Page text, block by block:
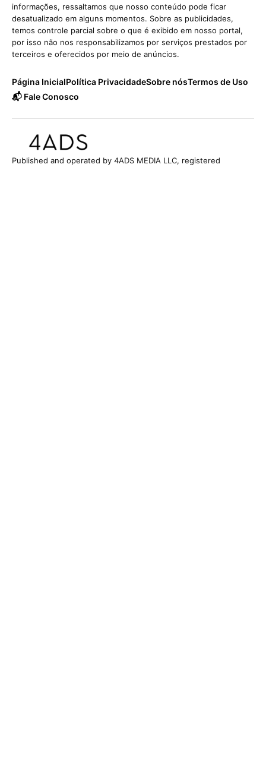
informações, ressaltamos que nosso conteúdo pode ficar
desatualizado em alguns momentos. Sobre as publicidades,
temos controle parcial sobre o que é exibido em nosso portal,
por isso não nos responsabilizamos por serviços prestados por
terceiros e oferecidos por meio de anúncios.
Página InicialPolítica PrivacidadeSobre nósTermos de Uso
📬 Fale Conosco
Published and operated by 4ADS MEDIA LLC, registered